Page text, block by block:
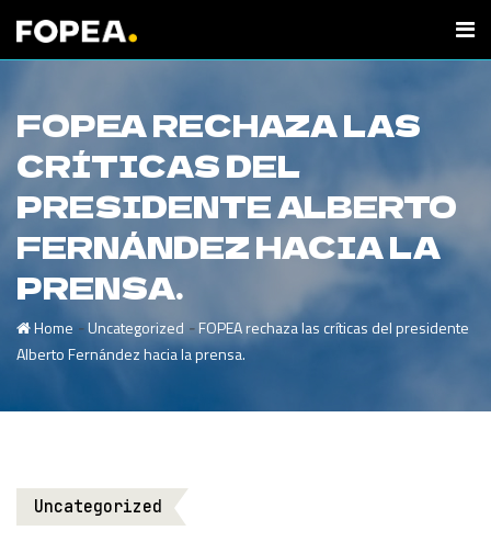
FOPEA RECHAZA LAS
CRÍTICAS DEL
PRESIDENTE ALBERTO
FERNÁNDEZ HACIA LA
PRENSA.
Home -Uncategorized -FOPEA rechaza las críticas del presidente
Alberto Fernández hacia la prensa.
Uncategorized